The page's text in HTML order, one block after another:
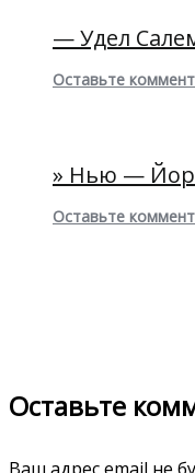
— Удел
Оставьте
» Нью —
Оставьте
Оставьте